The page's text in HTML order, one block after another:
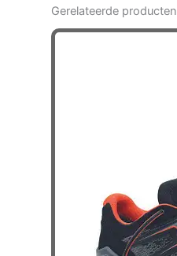
Gerelateerde producten